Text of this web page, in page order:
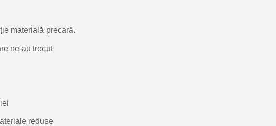
materială precară.
ne-au trecut
reduse